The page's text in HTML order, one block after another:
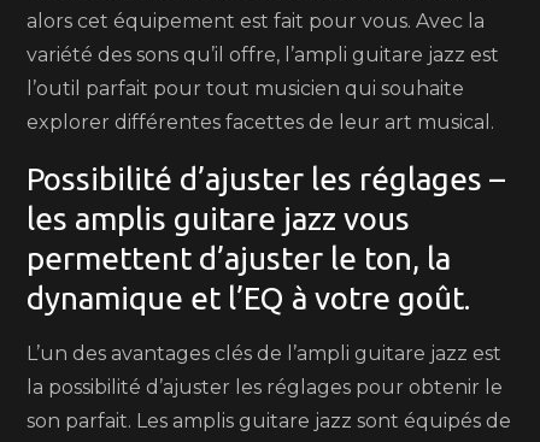
alors cet équipement est fait pour vous. Avec la
variété des sons qu’il offre, l’ampli guitare jazz est
l’outil parfait pour tout musicien qui souhaite
explorer différentes facettes de leur art musical.
Possibilité d’ajuster les réglages –
les amplis guitare jazz vous
permettent d’ajuster le ton, la
dynamique et l’EQ à votre goût.
L’un des avantages clés de l’ampli guitare jazz est
la possibilité d’ajuster les réglages pour obtenir le
son parfait. Les amplis guitare jazz sont équipés de